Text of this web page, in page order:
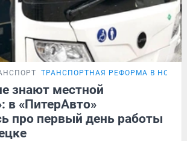
ТРАНСПОРТНАЯ РЕФОРМА В
знают местной
в «ПитерАвто»
про первый день работы